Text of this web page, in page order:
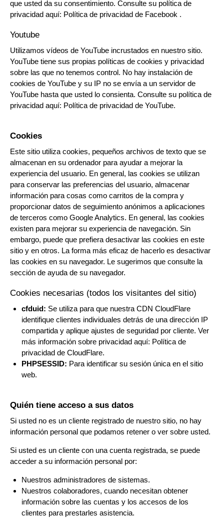
que usted da su consentimiento. Consulte su política de
privacidad aquí: Política de privacidad de Facebook .
Youtube
Utilizamos vídeos de YouTube incrustados en nuestro sitio.
YouTube tiene sus propias políticas de cookies y privacidad
sobre las que no tenemos control. No hay instalación de
cookies de YouTube y su IP no se envía a un servidor de
YouTube hasta que usted lo consienta. Consulte su política de
privacidad aquí: Política de privacidad de YouTube.
Cookies
Este sitio utiliza cookies, pequeños archivos de texto que se
almacenan en su ordenador para ayudar a mejorar la
experiencia del usuario. En general, las cookies se utilizan
para conservar las preferencias del usuario, almacenar
información para cosas como carritos de la compra y
proporcionar datos de seguimiento anónimos a aplicaciones
de terceros como Google Analytics. En general, las cookies
existen para mejorar su experiencia de navegación. Sin
embargo, puede que prefiera desactivar las cookies en este
sitio y en otros. La forma más eficaz de hacerlo es desactivar
las cookies en su navegador. Le sugerimos que consulte la
sección de ayuda de su navegador.
Cookies necesarias (todos los visitantes del sitio)
cfduid: Se utiliza para que nuestra CDN CloudFlare
identifique clientes individuales detrás de una dirección IP
compartida y aplique ajustes de seguridad por cliente. Ver
más información sobre privacidad aquí: Política de
privacidad de CloudFlare.
PHPSESSID: Para identificar su sesión única en el sitio
web.
Quién tiene acceso a sus datos
Si usted no es un cliente registrado de nuestro sitio, no hay
información personal que podamos retener o ver sobre usted.
Si usted es un cliente con una cuenta registrada, se puede
acceder a su información personal por:
Nuestros administradores de sistemas.
Nuestros colaboradores, cuando necesitan obtener
información sobre las cuentas y los accesos de los
clientes para prestarles asistencia.